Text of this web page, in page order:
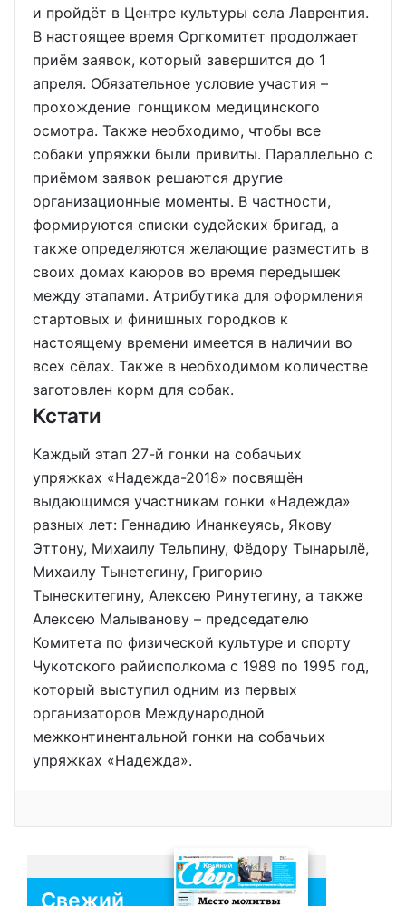
и пройдёт в Центре культуры села Лаврентия.
В настоящее время Оргкомитет продолжает
приём заявок, который завершится до 1
апреля. Обязательное условие участия –
прохождение гонщиком медицинского
осмотра. Также необходимо, чтобы все
собаки упряжки были привиты. Параллельно с
приёмом заявок решаются другие
организационные моменты. В частности,
формируются списки судейских бригад, а
также определяются желающие разместить в
своих домах каюров во время передышек
между этапами. Атрибутика для оформления
стартовых и финишных городков к
настоящему времени имеется в наличии во
всех сёлах. Также в необходимом количестве
заготовлен корм для собак.
Кстати
Каждый этап 27-й гонки на собачьих
упряжках «Надежда-2018» посвящён
выдающимся участникам гонки «Надежда»
разных лет: Геннадию Инанкеуясь, Якову
Эттону, Михаилу Тельпину, Фёдору Тынарылё,
Михаилу Тынетегину, Григорию
Тынескитегину, Алексею Ринутегину, а также
Алексею Малыванову – председателю
Комитета по физической культуре и спорту
Чукотского райисполкома с 1989 по 1995 год,
который выступил одним из первых
организаторов Международной
межконтинентальной гонки на собачьих
упряжках «Надежда».
Свежий